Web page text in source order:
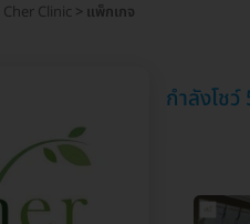
Cher Clinic > แพ็กเกจ
กำลังโช